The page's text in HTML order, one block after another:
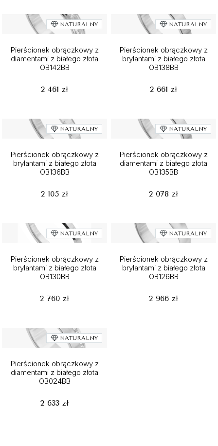
NATURALNY
Pierścionek obrączkowy z
diamentami z białego złota
OB142BB
2 461 zł
NATURALNY
Pierścionek obrączkowy z
brylantami z białego złota
OB138BB
2 661 zł
NATURALNY
Pierścionek obrączkowy z
brylantami z białego złota
OB136BB
2 105 zł
NATURALNY
Pierścionek obrączkowy z
diamentami z białego złota
OB135BB
2 078 zł
NATURALNY
Pierścionek obrączkowy z
brylantami z białego złota
OB130BB
2 760 zł
NATURALNY
Pierścionek obrączkowy z
brylantami z białego złota
OB126BB
2 966 zł
NATURALNY
Pierścionek obrączkowy z
diamentami z białego złota
OB024BB
2 633 zł